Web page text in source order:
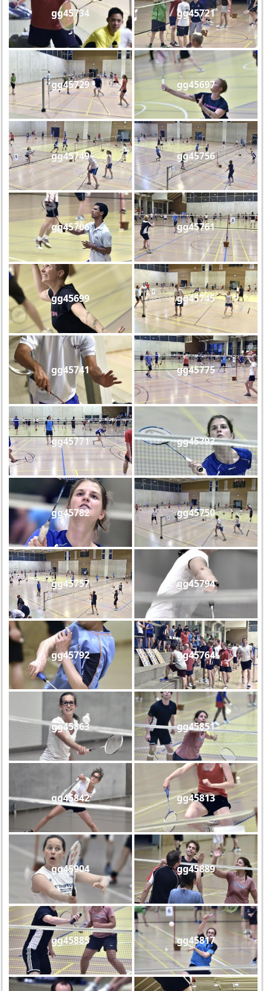
gg45734 gg45721
gg45729 gg45697
gg45749 gg45756
gg45706 gg45761
gg45699 gg45745
gg45741 gg45775
gg45771 gg45793
gg45782 gg45750
gg45757 gg45794
gg45792 gg45764
gg45863 gg45851
gg45842 gg45813
gg45904 gg45889
gg45885 gg45817